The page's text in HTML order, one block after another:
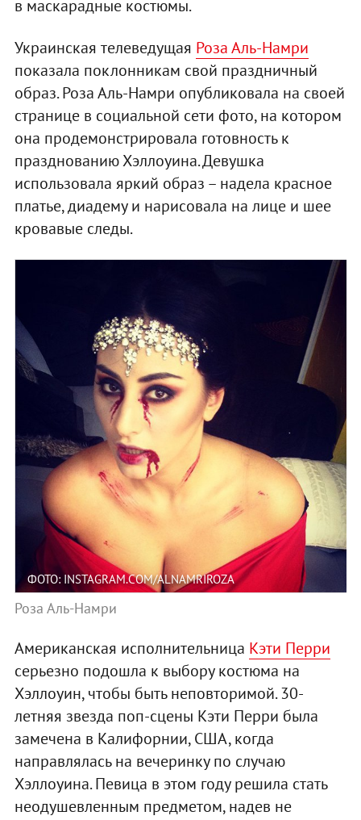
в маскарадные костюмы.
Украинская телеведущая Роза Аль-Намри
показала поклонникам свой праздничный
образ. Роза Аль-Намри опубликовала на своей
странице в социальной сети фото, на котором
она продемонстрировала готовность к
празднованию Хэллоуина. Девушка
использовала яркий образ – надела красное
платье, диадему и нарисовала на лице и шее
кровавые следы.
ФОТО: INSTAGRAM.COM/ALNAMRIROZA
Роза Аль-Намри
Американская исполнительница Кэти Перри
серьезно подошла к выбору костюма на
Хэллоуин, чтобы быть неповторимой. 30-
летняя звезда поп-сцены Кэти Перри была
замечена в Калифорнии, США, когда
направлялась на вечеринку по случаю
Хэллоуина. Певица в этом году решила стать
неодушевленным предметом, надев не